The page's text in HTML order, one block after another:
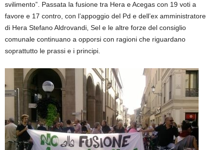
svilimento”. Passata la fusione tra Hera e Acegas con 19 voti a
favore e 17 contro, con l’appoggio del Pd e dell’ex amministratore
di Hera Stefano Aldrovandi, Sel e le altre forze del consiglio
comunale continuano a opporsi con ragioni che riguardano
soprattutto le prassi e i principi.